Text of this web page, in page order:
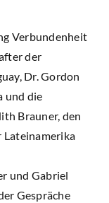
Verbundenheit
der
Dr. Gordon
und die
Brauner, den
Lateinamerika
und Gabriel
Gespräche